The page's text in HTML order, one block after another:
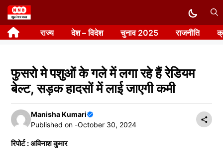
Skip
to
content राज्य देश – विदेश चुनाव 2025 राजनीति
फुसरो मे पशुओं के गले में लगा रहे हैं रेडियम
बेल्ट, सड़क हादसों में लाई जाएगी कमी
Manisha Kumari
Published on -October 30, 2024
रिपोर्ट : अविनाश कुमार